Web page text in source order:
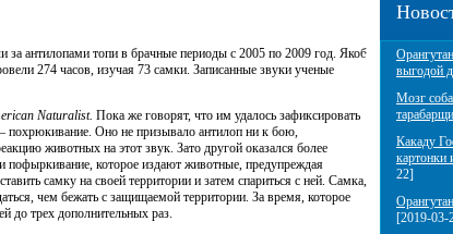
выгодой
Мозг
Какаду
картонки
22]
[2019-03-
антилопами топи в брачные периоды с 2005 по 2009 год. Якоб
274 часов, изучая 73 самки. Записанные звуки ученые
Naturalist. Пока же говорят, что им удалось зафиксировать
похрюкивание. Оно не призывало антилоп ни к бою,
животных на этот звук. Зато другой оказался более
пофыркивание, которое издают животные, предупреждая
самку на своей территории и затем спариться с ней. Самка,
чем бежать с защищаемой территории. За время, которое
до трех дополнительных раз.